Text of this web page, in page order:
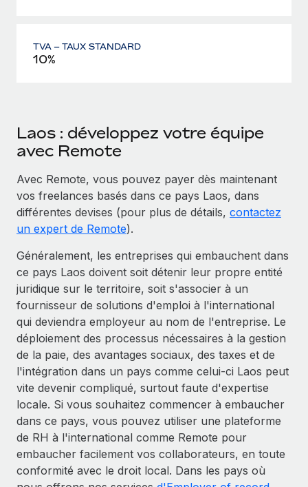
TVA – TAUX STANDARD
10%
Laos : développez votre équipe
avec Remote
Avec Remote, vous pouvez payer dès maintenant
vos freelances basés dans ce pays Laos, dans
différentes devises (pour plus de détails, contactez
un expert de Remote).
Généralement, les entreprises qui embauchent dans
ce pays Laos doivent soit détenir leur propre entité
juridique sur le territoire, soit s'associer à un
fournisseur de solutions d'emploi à l'international
qui deviendra employeur au nom de l'entreprise. Le
déploiement des processus nécessaires à la gestion
de la paie, des avantages sociaux, des taxes et de
l'intégration dans un pays comme celui-ci Laos peut
vite devenir compliqué, surtout faute d'expertise
locale. Si vous souhaitez commencer à embaucher
dans ce pays, vous pouvez utiliser une plateforme
de RH à l'international comme Remote pour
embaucher facilement vos collaborateurs, en toute
conformité avec le droit local. Dans les pays où